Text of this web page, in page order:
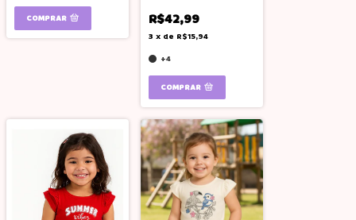
COMPRAR R$42,99
3 x de R$15,94
+4
COMPRAR